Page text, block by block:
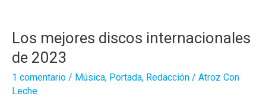
Los mejores discos internacionales
de 2023
1 comentario / Música, Portada, Redacción / Atroz Con
Leche